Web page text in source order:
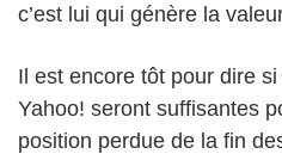
c’est lui qui génère la
Il est encore tôt pour dire
Yahoo! seront suffisantes
position perdue de la fin